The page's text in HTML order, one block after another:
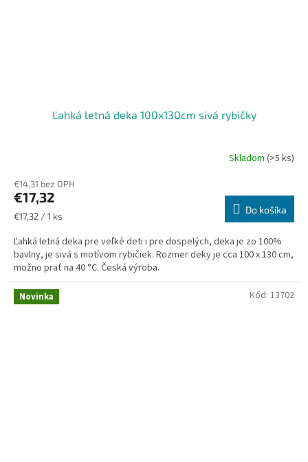
Ľahká letná deka 100x130cm sivá rybičky
Skladom (>5 ks)
€14,31 bez DPH
€17,32
Jednotková
€17,32 / 1 ks
Do košíka
Ľahká letná deka pre veľké deti i pre dospelých, deka je zo 100%
bavlny, je sivá s motívom rybičiek. Rozmer deky je cca 100 x 130 cm,
možno prať na 40 °C. Česká výroba.
Novinka Kód: 13702